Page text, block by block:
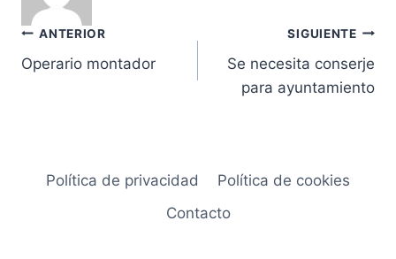
Navegación
de
ANTERIOR
Operario montador
SIGUIENTE
Se necesita conserje
para ayuntamiento
Política de privacidad
Política de cookies
Contacto